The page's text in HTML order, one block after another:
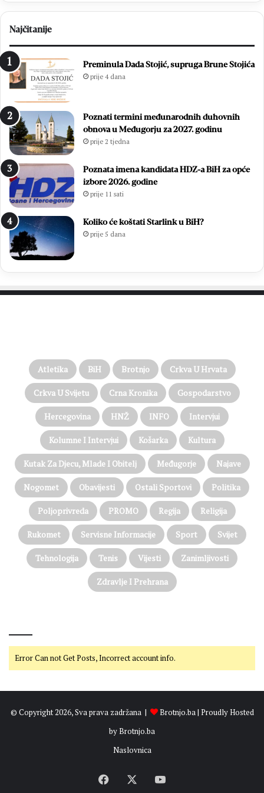
Najčitanije
Preminula Dada Stojić, supruga Brune Stojića
prije 4 dana
Poznati termini međunarodnih duhovnih
obnova u Međugorju za 2027. godinu
prije 2 tjedna
Poznata imena kandidata HDZ-a BiH za opće
izbore 2026. godine
prije 11 sati
Koliko će koštati Starlink u BiH?
prije 5 dana
Atletika BiH Brotnjo Crkva U Hrvata
Crkva U Svijetu Crna Kronika Gospodarstvo
Hercegovina HNŽ INFO Intervjui
Kolumne I Intervjui Košarka Kultura
Kutak Za Djecu, Mlade I Obitelj Međugorje Najave
Nogomet Obavijesti Ostali Sportovi Politika
Poljoprivreda PROMO Regija Religija
Rukomet Servisne Informacije Sport Svijet
Tehnologija Tenis Vijesti Zanimljivosti
Zdravlje I Prehrana
Error Can not Get Posts, Incorrect account info.
© Copyright 2026, Sva prava zadržana | Brotnjo.ba| Proudly Hosted
byBrotnjo.ba
Naslovnica
Facebook YouTube